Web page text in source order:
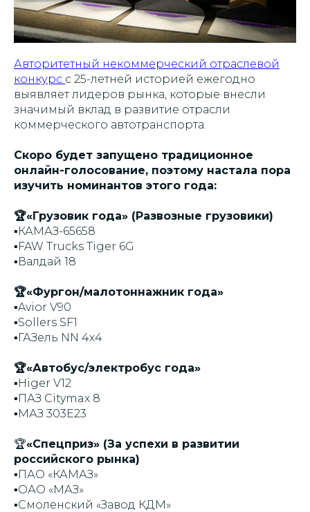
Авторитетный некоммерческий отраслевой
конкурс с 25-летней историей ежегодно
выявляет лидеров рынка, которые внесли
значимый вклад в развитие отрасли
коммерческого автотранспорта.
Скоро будет запущено традиционное
онлайн-голосование, поэтому настала пора
изучить номинантов этого года:
🏆«Грузовик года» (Развозные грузовики)
▪️КАМАЗ-65658
▪️FAW Trucks Tiger 6G
▪️Валдай 18
🏆«Фургон/малотоннажник года»
▪️Avior V90
▪️Sollers SF1
▪️ГАЗель NN 4х4
🏆«Автобус/электробус года»
▪️Higer V12
▪️ПАЗ Citymax 8
▪️МАЗ 303Е23
🏆«Спецприз» (За успехи в развитии
российского рынка)
▪️ПАО «КАМАЗ»
▪️ОАО «МАЗ»
▪️Смоленский «Завод КДМ»